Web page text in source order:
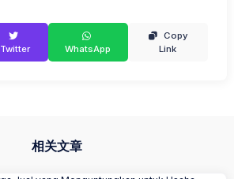
Twitter WhatsApp
Copy
Link
相关文章